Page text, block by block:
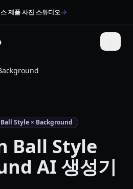
제품 사진 스튜디오
Style × Background
Ball Style
AI 생성기